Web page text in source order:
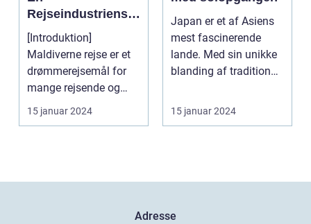
Rejseindustriens
Perle
[Introduktion]
Maldiverne rejse er et
drømmerejsemål for
mange rejsende og
eventyrlystne. Med
sine k...
15 januar 2024
Japan er et af Asiens
mest fascinerende
lande. Med sin unikke
blanding af tradition
15 januar 2024
Adresse